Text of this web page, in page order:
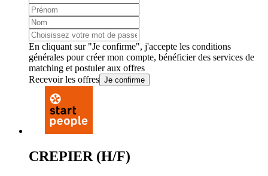
En cliquant sur "Je confirme", j'accepte les conditions
générales pour créer mon compte, bénéficier des services de
matching et postuler aux offres
Recevoir les offres Je confirme
CREPIER (H/F)